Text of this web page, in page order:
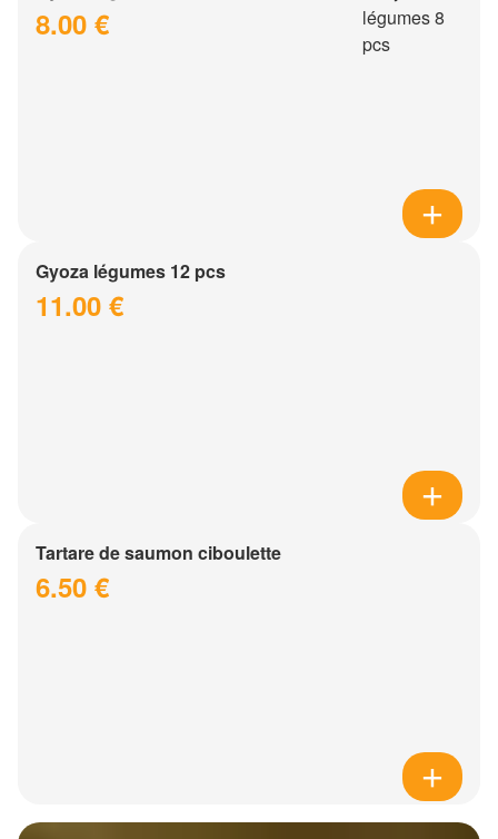
8.00 €
Gyoza légumes 12 pcs
11.00 €
Tartare de saumon ciboulette
6.50 €